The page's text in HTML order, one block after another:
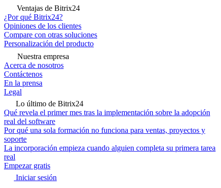
Ventajas de Bitrix24
¿Por qué Bitrix24?
Opiniones de los clientes
Compare con otras soluciones
Personalización del producto
Nuestra empresa
Acerca de nosotros
Contáctenos
En la prensa
Legal
Lo último de Bitrix24
Qué revela el primer mes tras la implementación sobre la adopción
real del software
Por qué una sola formación no funciona para ventas, proyectos y
soporte
La incorporación empieza cuando alguien completa su primera tarea
real
Empezar gratis
Iniciar sesión